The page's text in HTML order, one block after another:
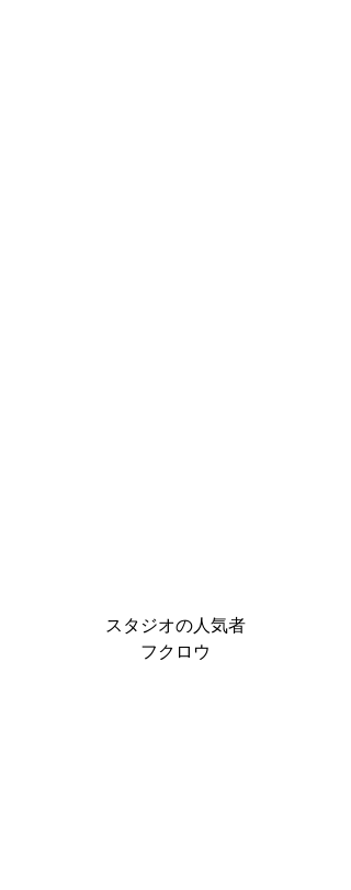
スタジオの人気者
フクロウ